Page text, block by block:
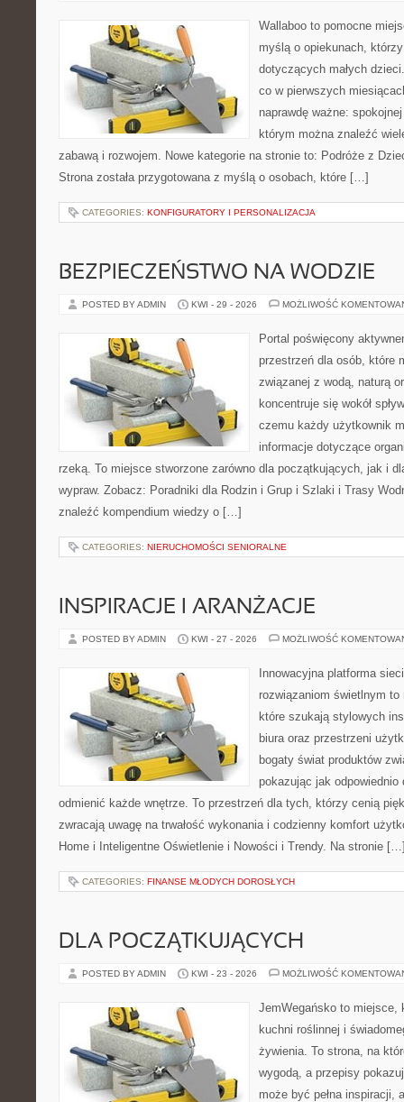
Wallaboo to pomocne
myślą o opiekunach,
dotyczących małych
co w pierwszych
naprawdę ważne:
którym można znaleźć
zabawą i rozwojem. Nowe kategorie na stronie to: Podróże z
Strona została przygotowana z myślą o osobach, które […]
CATEGORIES: KONFIGURATORY I PERSONALIZACJA
BEZPIECZEŃSTWO NA WODZIE
POSTED BY ADMIN KWI - 29 - 2026 MOŻLIWOŚĆ
Portal poświęcony
przestrzeń dla osób, które
związanej z wodą, naturą
koncentruje się wokół
czemu każdy użytkownik
informacje dotyczące
rzeką. To miejsce stworzone zarówno dla początkujących, jak i
wypraw. Zobacz: Poradniki dla Rodzin i Grup i Szlaki i Trasy
znaleźć kompendium wiedzy o […]
CATEGORIES: NIERUCHOMOŚCI SENIORALNE
INSPIRACJE I ARANŻACJE
POSTED BY ADMIN KWI - 27 - 2026 MOŻLIWOŚĆ
Innowacyjna platforma
rozwiązaniom świetlnym
które szukają stylowych
biura oraz przestrzeni
bogaty świat produktów
pokazując jak odpowiednio
odmienić każde wnętrze. To przestrzeń dla tych, którzy cenią
zwracają uwagę na trwałość wykonania i codzienny komfort
Home i Inteligentne Oświetlenie i Nowości i Trendy. Na stronie
CATEGORIES: FINANSE MŁODYCH DOROSŁYCH
DLA POCZĄTKUJĄCYCH
POSTED BY ADMIN KWI - 23 - 2026 MOŻLIWOŚĆ
JemWegańsko to miejsce,
kuchni roślinnej i
żywienia. To strona, na
wygodą, a przepisy
może być pełna inspiracji,